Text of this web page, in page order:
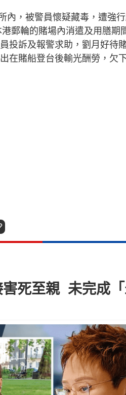
內，被警員懷疑藏毒，遭強
郵輪的賭場內消遣及用膳期
投訴及報警求助，劉月好待
在賭船登台後輸光酬勞，欠
死至親 未完成